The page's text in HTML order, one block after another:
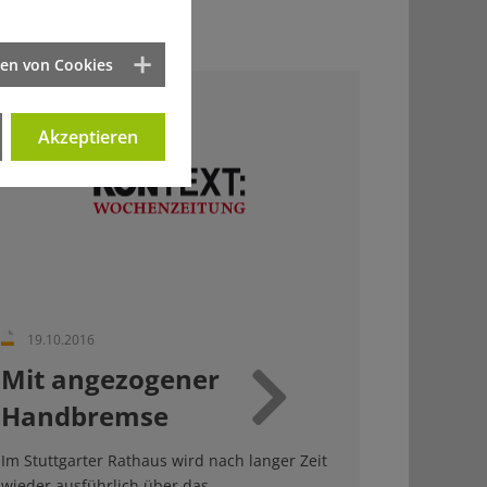
19.10.2016
Mit angezogener
Handbremse
Im Stuttgarter Rathaus wird nach langer Zeit
Weiter
von Cookies
Akzeptieren